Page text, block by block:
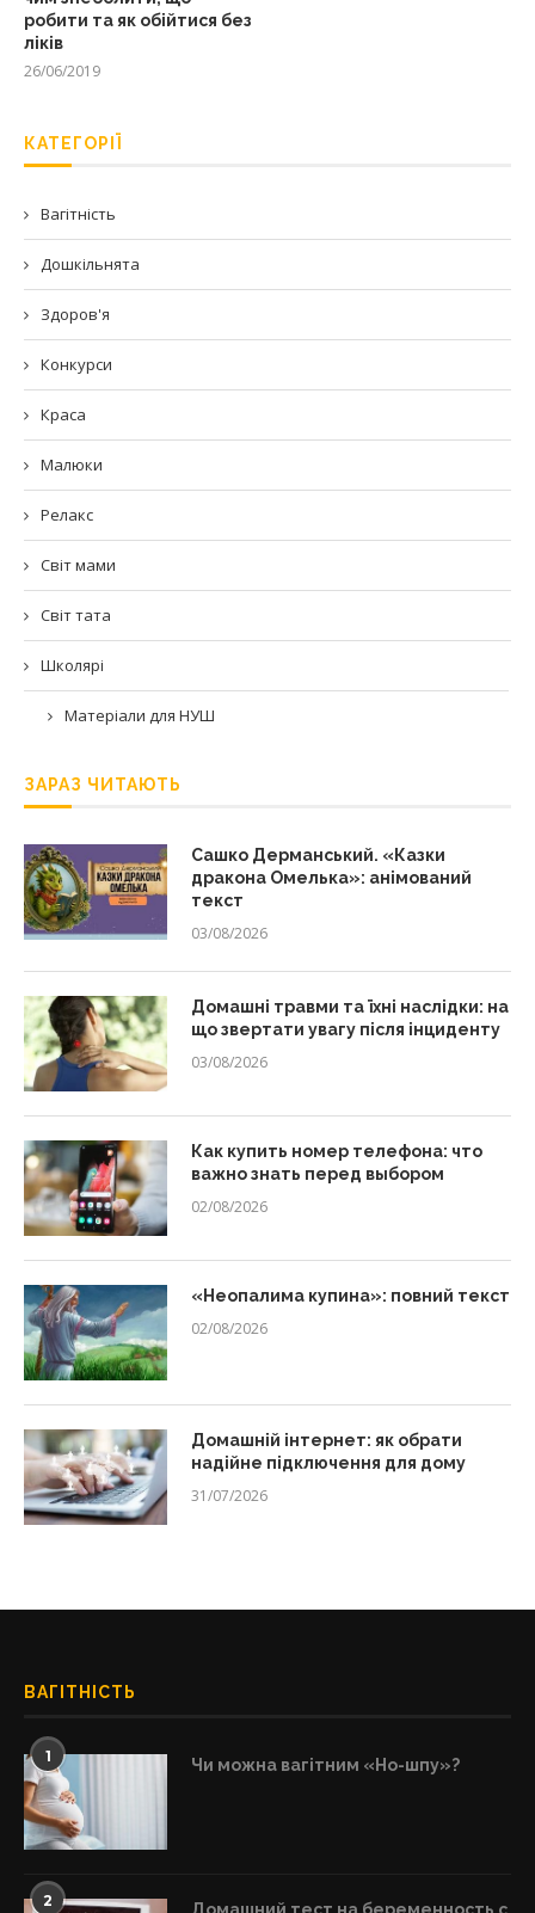
робити та як обійтися без
ліків
26/06/2019
КАТЕГОРІЇ
Вагітність
Дошкільнята
Здоров'я
Конкурси
Краса
Малюки
Релакс
Світ мами
Світ тата
Школярі
Матеріали для НУШ
ЗАРАЗ ЧИТАЮТЬ
Сашко Дерманський. «Казки
дракона Омелька»: анімований
текст
03/08/2026
Домашні травми та їхні наслідки: на
що звертати увагу після інциденту
03/08/2026
Как купить номер телефона: что
важно знать перед выбором
02/08/2026
«Неопалима купина»: повний текст
02/08/2026
Домашній інтернет: як обрати
надійне підключення для дому
31/07/2026
ВАГІТНІСТЬ
1 Чи можна вагітним «Но-шпу»?
2